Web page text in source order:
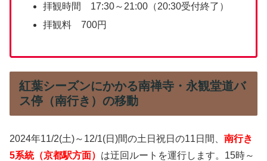
拝観時間 17:30～21:00（20:30受付終了）
拝観料 700円
紅葉シーズンにかかる南禅寺・永観堂道バ
ス停（南行き）の移動
2024年11/2(土)～12/1(日)間の土日祝日の11日間、 南行き
5系統（京都駅方面） は迂回ルートを運行します。15時～